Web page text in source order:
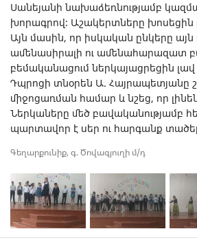
Սանեյանի նախաձեռնությամբ
խորագրով։ Աշակերտները խոսեցին
Այն մասին, որ իսկական ընկերը
ամենասիրալի ու ամենահարազատ
բեմականացում ներկայացրեցին
Դպրոցի տնօրեն Ա. Հայրապետյանը
միջոցառման համար և նշեց, որ
Ներկաները մեծ բավականությամբ
պարտավոր է սեր ու հարգանք
Գեղարքունիք, գ. Ծովագյուղի մ/դ